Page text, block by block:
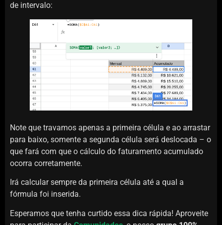
de intervalo:
Note que travamos apenas a primeira célula e ao arrastar
para baixo, somente a segunda célula será deslocada – o
que fará com que o cálculo do faturamento acumulado
ocorra corretamente.
Irá calcular sempre da primeira célula até a qual a
fórmula foi inserida.
Esperamos que tenha curtido essa dica rápida! Aproveite